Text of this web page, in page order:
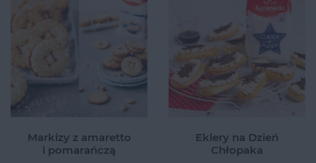
Markizy z amaretto
i pomarańczą
Eklery na Dzień
Chłopaka